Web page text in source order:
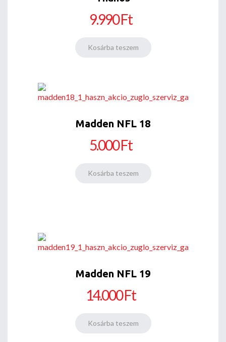
9.990 Ft
Madden NFL 18
5.000 Ft
Madden NFL 19
14.000 Ft